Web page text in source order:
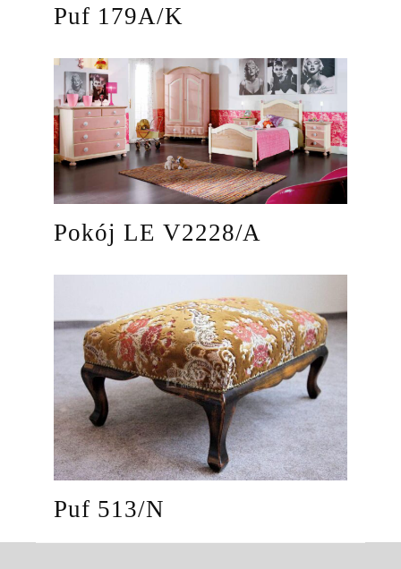
Puf 179A/K
Pokój LE V2228/A
Puf 513/N